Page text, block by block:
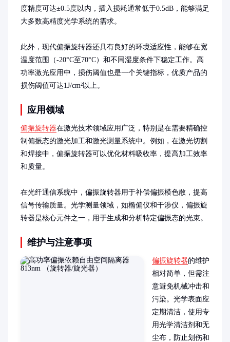
度精度可达±0.5度以内，插入损耗通常低于0.5dB，能够满足
大多数高精度光学系统的需求。
此外，现代偏振旋转器还具有良好的环境适应性，能够在宽
温度范围（-20°C至70°C）和不同湿度条件下稳定工作。高
功率激光应用中，损伤阈值也是一个关键指标，优质产品的
损伤阈值可达1J/cm²以上。
应用领域
偏振旋转器在激光技术领域应用广泛，特别是在需要精确控
制偏振态的激光加工和激光测量系统中。例如，在激光切割
和焊接中，偏振旋转器可以优化材料吸收率，提高加工效率
和质量。
在光纤通信系统中，偏振旋转器用于补偿偏振模色散，提高
信号传输质量。光学测量领域，如椭偏仪和干涉仪，偏振旋
转器是核心元件之一，用于生成和分析特定偏振态的光束。
维护与注意事项
偏振旋转器的维护
相对简单，但需注
意避免机械冲击和
污染。光学表面应
定期清洁，使用专
用光学清洁剂和无
尘布，防止划伤和